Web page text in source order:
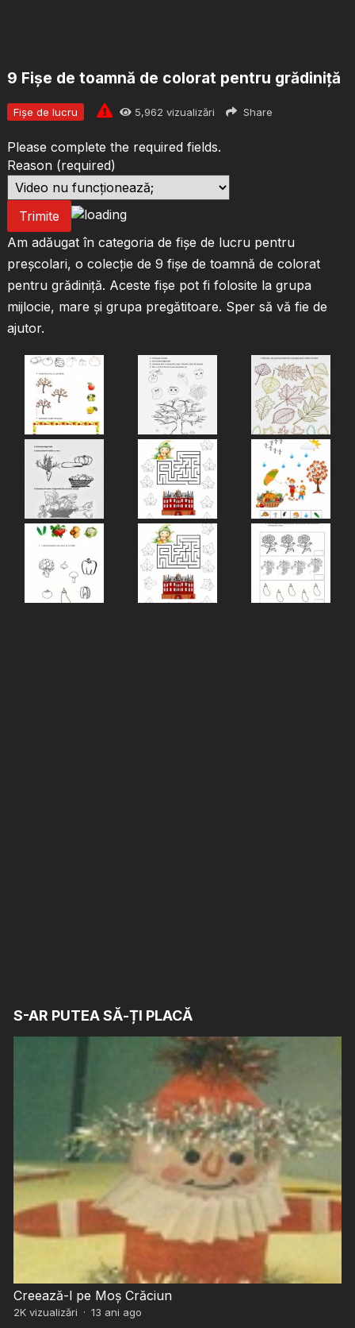
9 Fișe de toamnă de colorat pentru grădiniță
Fișe de lucru 5,962 vizualizări Share
Please complete the required fields.
Reason (required)
Trimite
Am adăugat în categoria de fișe de lucru pentru
preșcolari, o colecție de 9 fișe de toamnă de colorat
pentru grădiniță. Aceste fișe pot fi folosite la grupa
mijlocie, mare și grupa pregătitoare. Sper să vă fie de
ajutor.
S-AR PUTEA SĂ-ȚI PLACĂ
Creează-l pe Moș Crăciun
2Kvizualizări · 13 ani ago